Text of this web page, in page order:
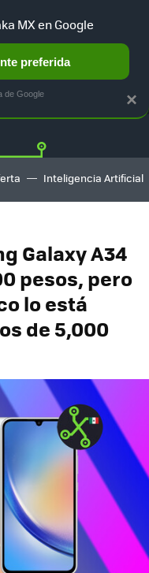
LIBRE
Inteligencia Artificial
Galaxy A34
pesos, pero
lo está
de 5,000
×
MX en Google
preferida
de Google